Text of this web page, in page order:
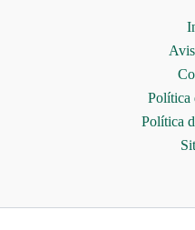
Política
Política